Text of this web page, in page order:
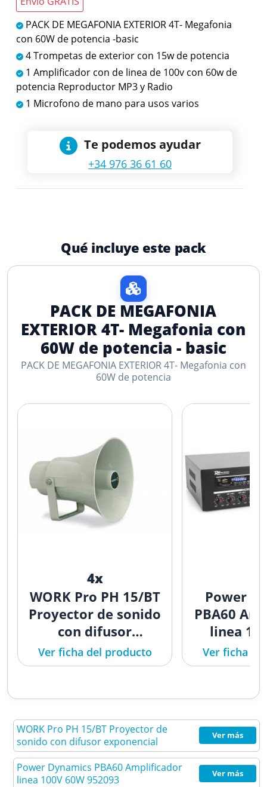
PACK DE MEGAFONIA EXTERIOR 4T- Megafonia
con 60W de potencia -basic
4 Trompetas de exterior con 15w de potencia
1 Amplificador con de linea de 100v con 60w de
potencia Reproductor MP3 y Radio
1 Microfono de mano para usos varios
Te podemos ayudar
+34 976 36 61 60
Qué incluye este pack
PACK DE MEGAFONIA
EXTERIOR 4T- Megafonia con
60W de potencia - basic
PACK DE MEGAFONIA EXTERIOR 4T- Megafonia con
60W de potencia
4x
WORK Pro PH 15/BT
Proyector de sonido
con difusor
exponencial
Ver ficha del producto
Power
PBA60
linea
Ver ficha
WORK Pro PH 15/BT Proyector de
sonido con difusor exponencial
Ver más
Power Dynamics PBA60 Amplificador
linea 100V 60W 952093
Ver más